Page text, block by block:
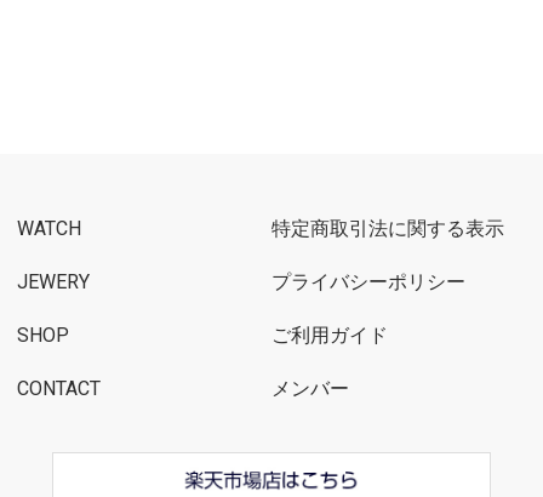
WATCH
JEWERY
SHOP
CONTACT
特定商取引法に関する表示
プライバシーポリシー
ご利用ガイド
メンバー